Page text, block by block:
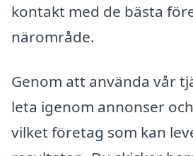
kontakt med de bästa
närområde.
Genom att använda vår
leta igenom annonser
vilket företag som kan